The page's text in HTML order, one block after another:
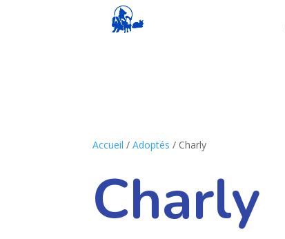
Accueil /Adoptés / Charly
Charly